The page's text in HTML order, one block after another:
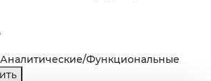
Аналитические/Функциональные